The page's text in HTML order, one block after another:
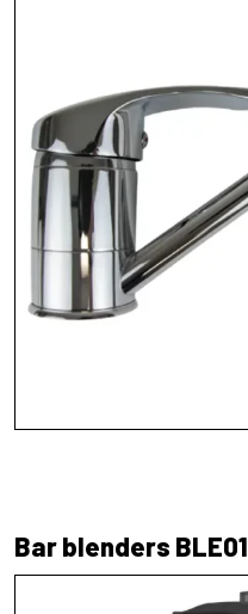
Bar blenders BLE01